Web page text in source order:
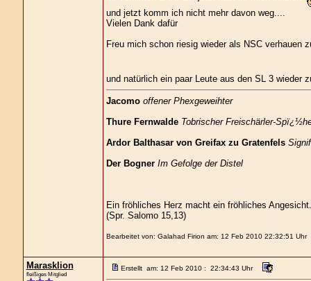
und jetzt komm ich nicht mehr davon weg....
Vielen Dank dafür
Freu mich schon riesig wieder als NSC verhauen
und natürlich ein paar Leute aus den SL 3 wieder
Jacomo offener Phexgeweihter
Thure Fernwalde Tobrischer Freischärler-
Ardor Balthasar von Greifax zu Gratenfels
Der Bogner Im Gefolge der Distel
Ein fröhliches Herz macht ein fröhliches Angesicht.
(Spr. Salomo 15,13)
Bearbeitet von: Galahad Firion am: 12 Feb 2010 22:32:51 Uhr
Marasklion
fleißiges Mitglied
Erstellt am: 12 Feb 2010 : 22:34:43 Uhr